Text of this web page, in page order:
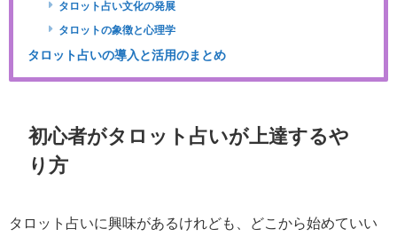
タロット占い文化の発展
タロットの象徴と心理学
タロット占いの導入と活用のまとめ
初心者がタロット占いが上達するや
り方
タロット占いに興味があるけれども、どこから始めていい